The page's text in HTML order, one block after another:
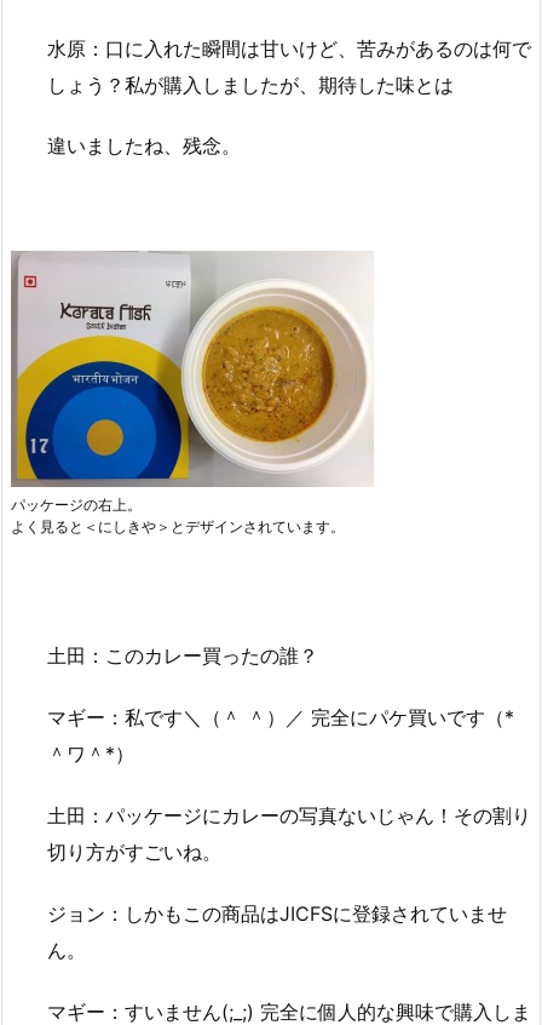
水原：口に入れた瞬間は甘いけど、苦みがあるのは何で
しょう？私が購入しましたが、期待した味とは
違いましたね、残念。
パッケージの右上。
よく見ると＜にしきや＞とデザインされています。
土田：このカレー買ったの誰？
マギー：私です＼（＾ ＾）／ 完全にパケ買いです（*
＾ワ＾*）
土田：パッケージにカレーの写真ないじゃん！その割り
切り方がすごいね。
ジョン：しかもこの商品はJICFSに登録されていませ
ん。
マギー：すいません(;_;) 完全に個人的な興味で購入しま